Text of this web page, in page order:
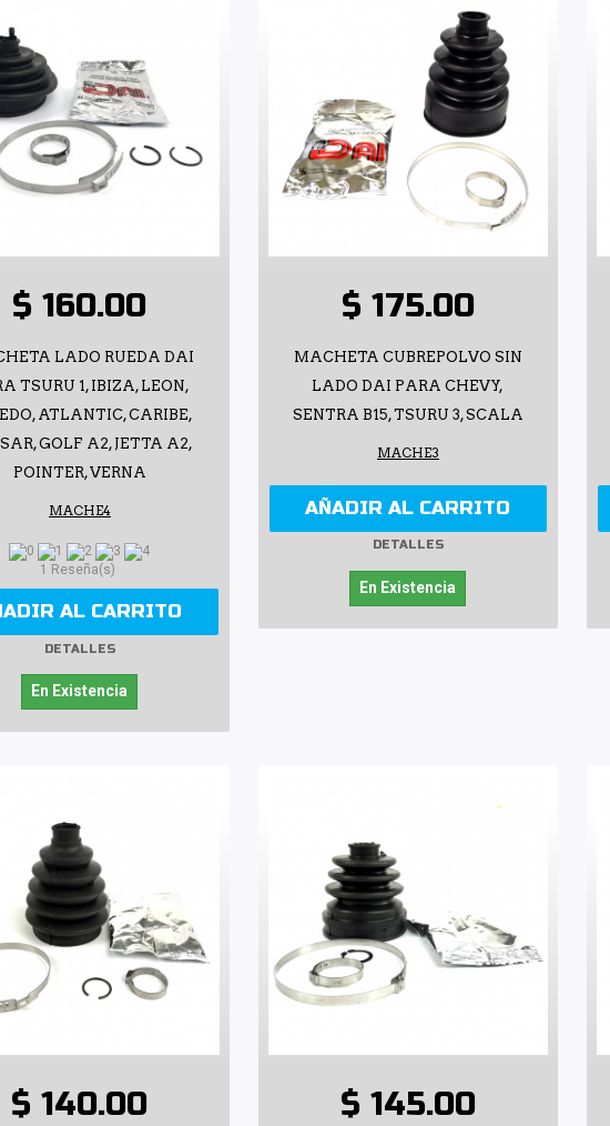
$ 160.00
LADO RUEDA DAI
TSURU 1, IBIZA, LEON,
ATLANTIC, CARIBE,
GOLF A2, JETTA A2,
POINTER, VERNA
MACHE4
1 Reseña(s)
AL CARRITO
DETALLES
En Existencia
$ 175.00
MACHETA CUBREPOLVO SIN
LADO DAI PARA CHEVY,
SENTRA B15, TSURU 3, SCALA
MACHE3
AÑADIR AL CARRITO
DETALLES
En Existencia
$ 140.00 $ 145.00